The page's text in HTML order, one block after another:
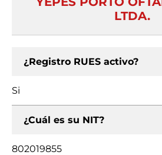
LTDA.
¿Registro RUES activo?
Si
¿Cuál es su NIT?
802019855